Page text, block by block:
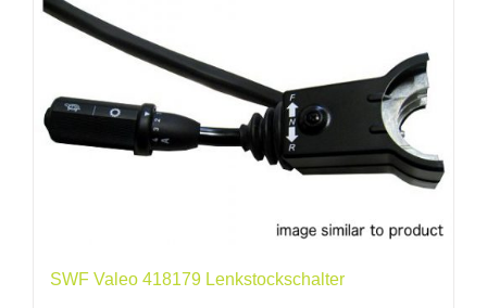
SWF Valeo 418179 Lenkstockschalter